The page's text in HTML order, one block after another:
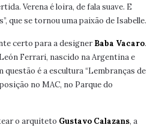
Verena é loira, de fala suave. E
que se tornou uma paixão de Isabelle.
certo para a designer Baba Vacaro.
Ferrari, nascido na Argentina e
questão é a escultura “Lembranças de
no MAC, no Parque do
o arquiteto Gustavo Calazans, a